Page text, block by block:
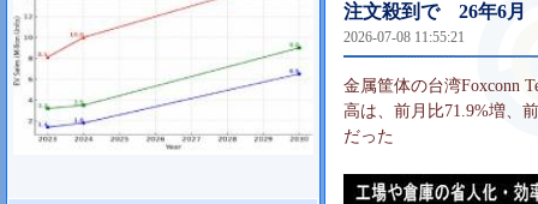
注文殺到で 26年6月
2026-07-08 11:55:21
金属筐体の台湾Foxconn
高は、前月比71.9%増、
だった